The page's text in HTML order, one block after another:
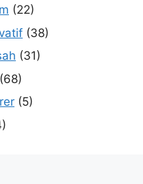
(22)
(38)
(31)
(68)
(5)